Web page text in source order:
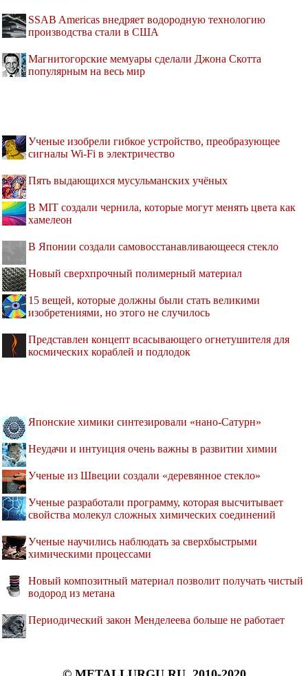
SSAB Americas внедряет водородную технологию
производства стали в США
Магнитогорские мемуары сделали Джона Скотта
популярным на весь мир
Ученые изобрели гибкое устройство, преобразующее
сигналы Wi-Fi в электричество
Пять выдающихся мусульманских учёных
В MIT создали чернила, которые могут менять цвета как
хамелеон
В Японии создали самовосстанавливающееся стекло
Новый сверхпрочный полимерный материал
15 вещей, которые должны были стать великими
изобретениями, но этого не случилось
Представлен концепт всасывающего огнетушителя для
космических кораблей и подлодок
Японские химики синтезировали «нано-Сатурн»
Неудачи и интуиция очень важны в развитии химии
Ученые из Швеции создали «деревянное стекло»
Ученые разработали программу, которая высчитывает
свойства молекул сложных химических соединений
Ученые научились наблюдать за сверхбыстрыми
химическими процессами
Новый композитный материал позволит получать чистый
водород из метана
Периодический закон Менделеева больше не работает